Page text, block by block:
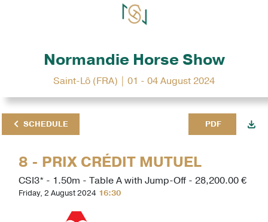
Normandie Horse Show
Saint-Lô (FRA) | 01 - 04 August 2024
SCHEDULE PDF
8 - PRIX CRÉDIT MUTUEL
CSI3* - 1.50m - Table A with Jump-Off - 28,200.00 €
Friday, 2 August 2024 16:30